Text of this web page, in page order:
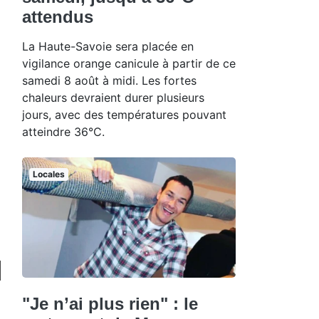
attendus
La Haute-Savoie sera placée en
vigilance orange canicule à partir de ce
samedi 8 août à midi. Les fortes
chaleurs devraient durer plusieurs
jours, avec des températures pouvant
atteindre 36°C.
Locales
"Je n’ai plus rien" : le